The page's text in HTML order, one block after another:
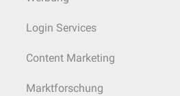
Login Services
Content Marketing
Marktforschung